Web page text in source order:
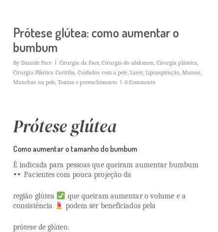
Prótese glútea: como aumentar o
bumbum
By Daniele Pace Cirurgia da Face,Cirurgia do abdomen, Cirurgia plástica,
Cirurgia Plástica Curitiba, Cuidados com a pele, Laser, Lipoaspiração,Mamas,
Manchas na pele, Toxina e preenchimento 0 Comments
Prótese glútea
Como aumentar o tamanho do bumbum
É indicada para pessoas que queiram aumentar bumbum
Pacientes com pouca projeção da
região glútea
que queiram aumentar o volume e a
consistência
podem ser beneficiados pela
prótese de glúteo.